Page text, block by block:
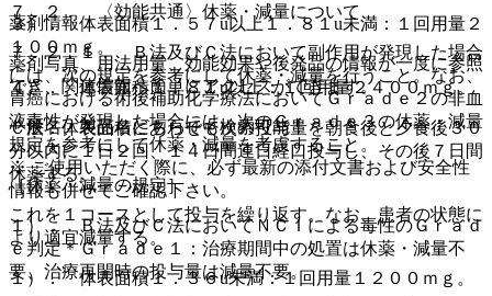
７．２． 〈効能共通〉休薬・減量について
７．２．１． Ｂ法及びＣ法において副作用が発現した場合
には、次の規定を参考にして休薬・減量を行うこと。なお、
胃癌における術後補助化学療法においてＧｒａｄｅ２の非血
液毒性が発現した場合には、次のＧｒａｄｅ３の休薬・減量
規定を参考にして休薬・減量を考慮すること。
［休薬・減量の規定］
１）． Ｂ法及びＣ法においてＮＣＩによる毒性のＧｒａｄ
ｅ判定＊Ｇｒａｄｅ１：治療期間中の処置は休薬・減量不
要、治療再開時の投与量は減量不要。
３）． 体表面積１．５７u以上１．８１u未満：１回用量２
１００ｍｇ。
４）． 体表面積１．８１u以上：１回用量２４００ｍｇ。
Ｃ法：体表面積にあわせて次の投与量を朝食後と夕食後３０
分以内に１日２回、１４日間連日経口投与し、その後７日間
休薬する。
これを１コースとして投与を繰り返す。なお、患者の状態に
より適宜減量する。
１）． 体表面積１．３６u未満：１回用量１２００ｍｇ。
薬剤情報
薬剤写真、用法用量、効能効果や後発品の情報が一度に参照
でき、関連情報へ簡単にアクセスができます。
一般名、製品名どちらでも検索可能！
※ ご使用いただく際に、必ず最新の添付文書および安全性
情報も併せてご確認下さい。